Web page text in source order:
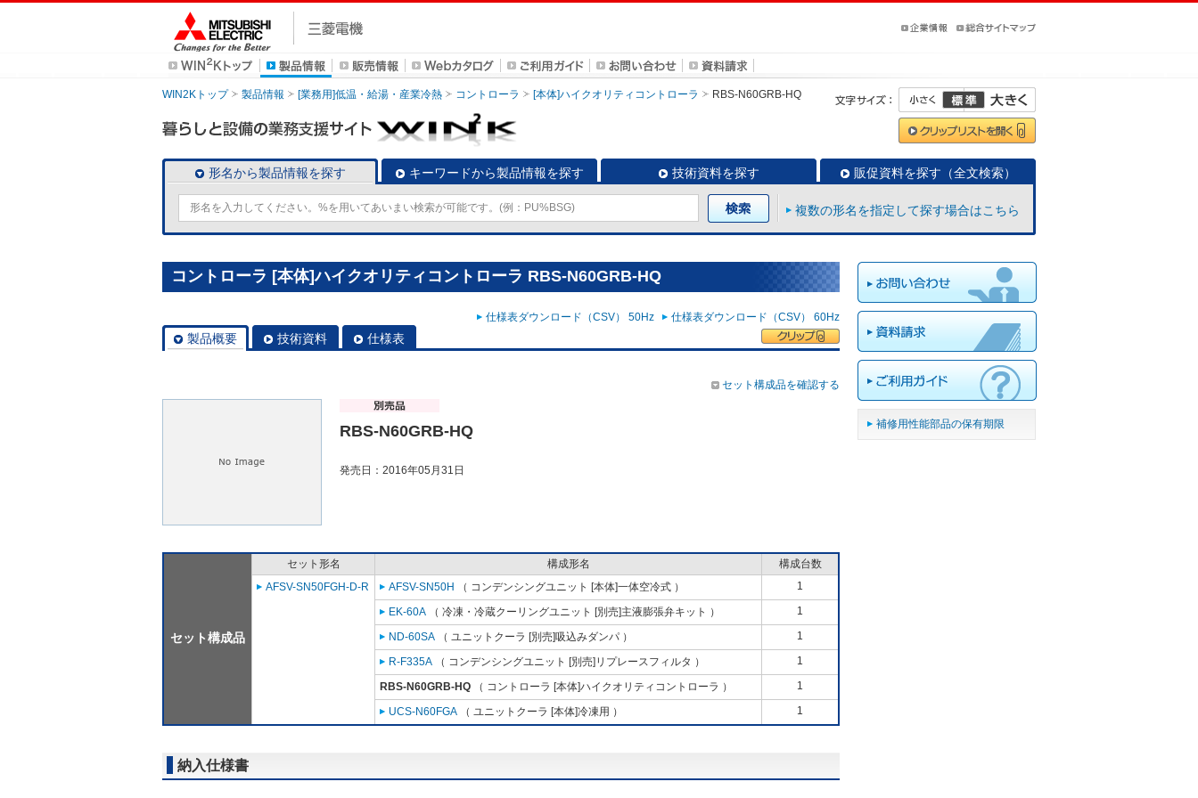
WIN2Kトップ 製品情報 [業務用]低温・給湯・産業冷熱 コントローラ [本体]ハイクオリティコントローラ RBS-N60GRB-HQ
形名から製品情報を探す キーワードから製品情報を探す 技術資料を探す 販促資料を探す（全文検索）
複数の形名を指定して探す場合はこちら
コントローラ [本体]ハイクオリティコントローラ RBS-N60GRB-HQ
仕様表ダウンロード（CSV） 50Hz 仕様表ダウンロード（CSV） 60Hz
製品概要 技術資料 仕様表
セット構成品を確認する
RBS-N60GRB-HQ
発売日：2016年05月31日
セット構成品
セット形名 構成形名
構成台数
AFSV-SN50FGH-D-R
AFSV-SN50H （ コンデンシングユニット [本体]一体空冷式 ） 1
EK-60A （ 冷凍・冷蔵クーリングユニット [別売]主液膨張弁キット ） 1
ND-60SA （ ユニットクーラ [別売]吸込みダンパ ） 1
R-F335A （ コンデンシングユニット [別売]リプレースフィルタ ） 1
RBS-N60GRB-HQ （ コントローラ [本体]ハイクオリティコントローラ ） 1
UCS-N60FGA （ ユニットクーラ [本体]冷凍用 ） 1
納入仕様書
補修用性能部品の保有期限